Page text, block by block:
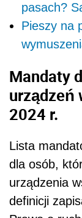
pasach?
Pieszy na
Mandaty
urządzeń
2024 r.
Lista
dla osób,
urządzenia
definicji